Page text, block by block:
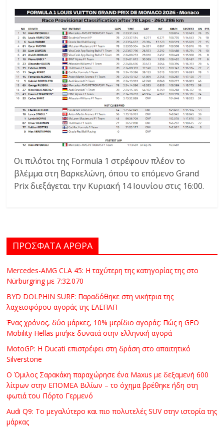
Οι πιλότοι της Formula 1 στρέφουν πλέον το
βλέμμα στη Βαρκελώνη, όπου το επόμενο Grand
Prix διεξάγεται την Κυριακή 14 Ιουνίου στις 16:00.
ΠΡΟΣΦΑΤΑ ΑΡΘΡΑ
Mercedes-AMG CLA 45: Η ταχύτερη της κατηγορίας της στο
Nürburgring με 7:32.070
BYD DOLPHIN SURF: Παραδόθηκε στη νικήτρια της
λαχειοφόρου αγοράς της ΕΛΕΠΑΠ
Ένας χρόνος, δύο μάρκες, 10% μερίδιο αγοράς: Πώς η GEO
Mobility Hellas μπήκε δυνατά στην ελληνική αγορά
MotoGP: Η Ducati επιστρέφει στη δράση στο απαιτητικό
Silverstone
Ο Όμιλος Σαρακάκη παραχώρησε ένα Maxus με δεξαμενή 600
λίτρων στην ΕΠΟΜΕΑ Βιλίων – το όχημα βρέθηκε ήδη στη
φωτιά του Πόρτο Γερμενό
Audi Q9: Το μεγαλύτερο και πιο πολυτελές SUV στην ιστορία της
μάρκας